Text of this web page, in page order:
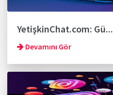
YetişkinChat.com: Gü...
Devamını Gör